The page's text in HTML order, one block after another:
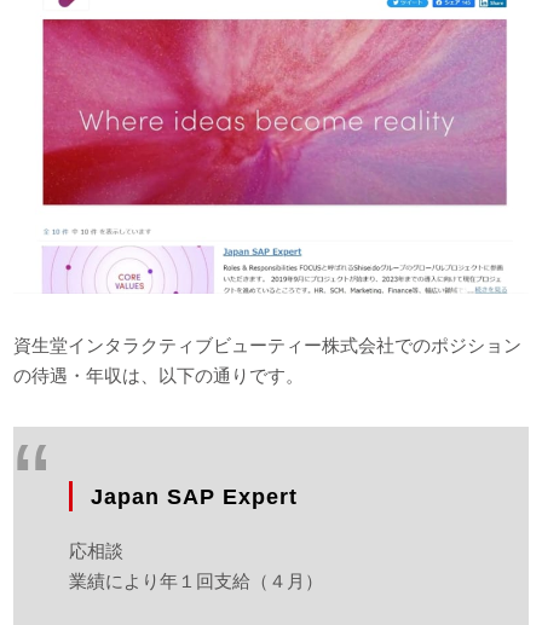
資生堂インタラクティブビューティー株式会社でのポジション
の待遇・年収は、以下の通りです。
Japan SAP Expert
応相談
業績により年１回支給（４月）